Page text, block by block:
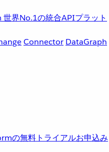
世界No.1の統合APIプラット
Connector DataGraph
の無料トライアルお申込み